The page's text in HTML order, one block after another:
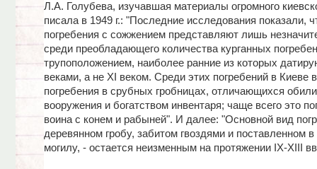
Л.А. Голубева, изучавшая материалы огромного
писала в 1949 г.: "Последние исследования показали,
погребения с сожжением представляют лишь
среди преобладающего количества курганных
трупоположением, наиболее ранние из которых
веками, а не XI веком. Среди этих погребений в Киеве
погребения в срубных гробницах, отличающихся
вооружения и богатством инвентаря; чаще всего это
воина с конем и рабыней". И далее: "Основной вид
деревянном гробу, забитом гвоздями и поставленном в
могилу, - остается неизменным на протяжении IX-XIII